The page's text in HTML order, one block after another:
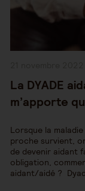
La DYADE
m’apporte
Lorsque la
proche survient,
de devenir aidant
obligation,
aidant/aidé ?